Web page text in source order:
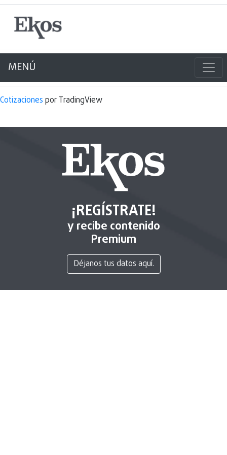
MENÚ
Cotizaciones por TradingView
¡REGÍSTRATE!
y recibe contenido
Premium
Déjanos tus datos aquí.